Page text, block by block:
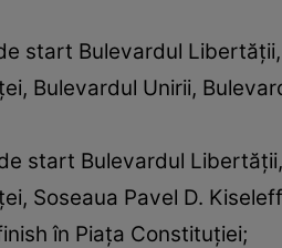
start Bulevardul
Bulevardul Unirii,
start Bulevardul
Soseaua Pavel D.
în Piața Constituției;